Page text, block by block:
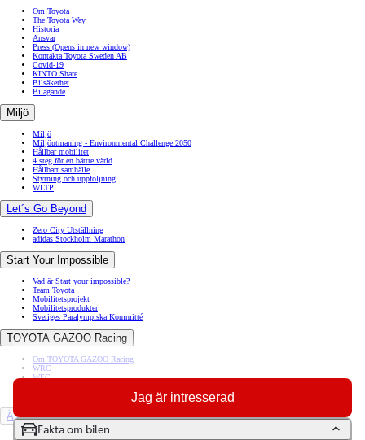
Jag är intresserad
Fakta om bilen
Om Toyota
The Toyota Way
Historia
Ansvar
Press (Opens in new window)
Kontakta Toyota Sweden AB
Covid-19
KINTO Share
Bilsäkerhet
Bilägande
Miljö
Miljö
Miljöutmaning - Environmental Challenge 2050
Hållbar mobilitet
4 steg för en bättre värld
Hållbart samhälle
Styrning och uppföljning
WLTP
Let´s Go Beyond
Zero City Utställning
adidas Stockholm Marathon
Start Your Impossible
Vad är Start your impossible?
Team Toyota
Mobilitetsprojekt
Mobilitetsprodukter
Sveriges Paralympiska Kommitté
TOYOTA GAZOO Racing
Om TOYOTA GAZOO Racing
WRC
WEC
Äldre modeller
Toyota GR86